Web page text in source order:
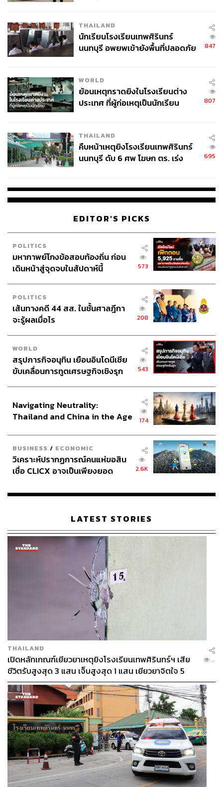
THAILAND
นักเรียนโรงเรียนเทพศิรินทร์
นนทบุรี อพยพเข้ายังพื้นที่ปลอดภัย
847
WORLD
ย้อนเหตุกราดยิงในโรงเรียนต่าง
ประเทศ ที่ผู้ก่อเหตุเป็นนักเรียน
807
THAILAND
คืบหน้าเหตุยิงโรงเรียนเทพศิรินทร์
นนทบุรี ดับ 6 ศพ โฆษก ตร. เร่ง
695
EDITOR'S PICKS
POLITICS
มหากาพย์โกงข้อสอบท้องถิ่น ก่อน
เดินหน้าสู่จุดจบในสัปดาห์นี้
573
POLITICS
เส้นทางคดี 44 สส. ในชั้นศาลฎีกา
จะรู้ผลเมื่อไร
208
WORLD
สรุปภารกิจอนุทิน เยือนอินโดนีเซีย
ขับเคลื่อนการทูตเศรษฐกิจเชิงรุก
543
Navigating Neutrality:
Thailand and China in the Age
174
BUSINESS / ECONOMIC
วิเคราะห์ปรากฏการณ์คนแห่ขอสิน
เชื่อ CLICX อาจเป็นเพียงยอด
เรือนไทยที่ถูกซุกไว้
2.6K
LATEST STORIES
THAILAND
เปิดหลักเกณฑ์เยียวยาเหตุยิงโรงเรียนเทพศิรินทร์ฯ เสีย
ชีวิตรับสูงสุด 3 แสน เจ็บสูงสุด 1 แสน เยียวยาจิตใจ 5
ระดับ
...